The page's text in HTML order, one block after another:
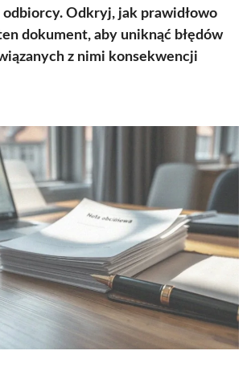
Odkryj, jak prawidłowo
dokument, aby uniknąć błędów
z nimi konsekwencji